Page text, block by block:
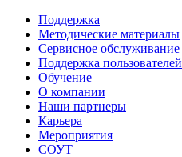
Поддержка
Методические материалы
Сервисное обслуживание
Поддержка пользователей
Обучение
О компании
Наши партнеры
Карьера
Мероприятия
СОУТ